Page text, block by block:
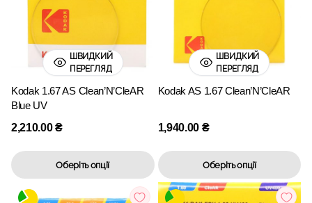
ШВИДКИЙ
ПЕРЕГЛЯД
Kodak 1.67 AS Clean’N’CleAR
Blue UV
2,210.00₴
Оберіть опції
ШВИДКИЙ
ПЕРЕГЛЯД
Kodak AS 1.67 Clean’N’CleAR
1,940.00 ₴
Оберіть опції